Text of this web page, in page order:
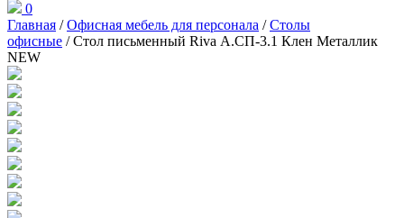
0
Главная /Офисная мебель для персонала /Столы
офисные / Стол письменный Riva А.СП-3.1 Клен Металлик
NEW